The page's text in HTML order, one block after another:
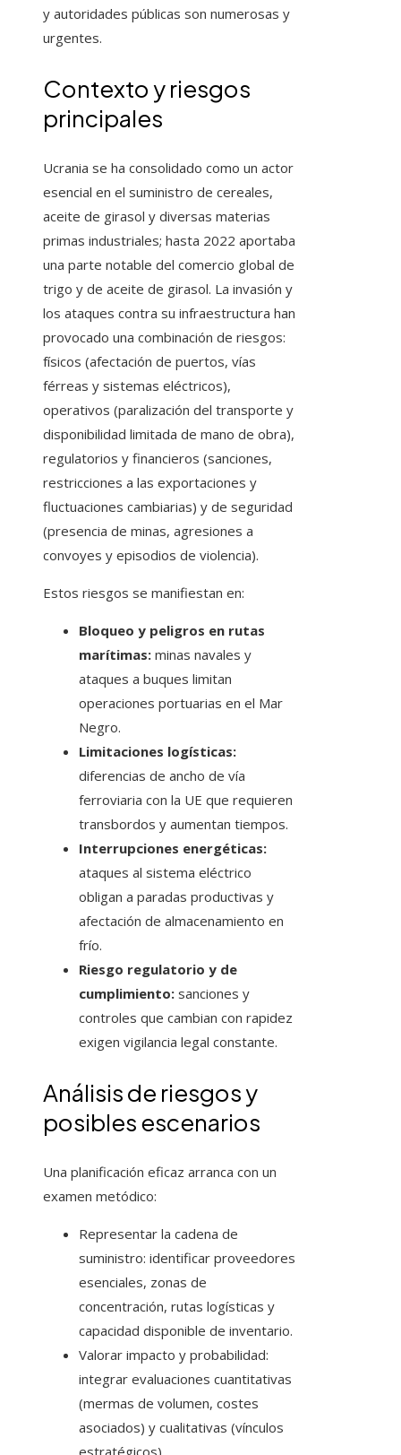
y autoridades públicas son numerosas y
urgentes.
Contexto y riesgos
principales
Ucrania se ha consolidado como un actor
esencial en el suministro de cereales,
aceite de girasol y diversas materias
primas industriales; hasta 2022 aportaba
una parte notable del comercio global de
trigo y de aceite de girasol. La invasión y
los ataques contra su infraestructura han
provocado una combinación de riesgos:
físicos (afectación de puertos, vías
férreas y sistemas eléctricos),
operativos (paralización del transporte y
disponibilidad limitada de mano de obra),
regulatorios y financieros (sanciones,
restricciones a las exportaciones y
fluctuaciones cambiarias) y de seguridad
(presencia de minas, agresiones a
convoyes y episodios de violencia).
Estos riesgos se manifiestan en:
Bloqueo y peligros en rutas
marítimas: minas navales y
ataques a buques limitan
operaciones portuarias en el Mar
Negro.
Limitaciones logísticas:
diferencias de ancho de vía
ferroviaria con la UE que requieren
transbordos y aumentan tiempos.
Interrupciones energéticas:
ataques al sistema eléctrico
obligan a paradas productivas y
afectación de almacenamiento en
frío.
Riesgo regulatorio y de
cumplimiento: sanciones y
controles que cambian con rapidez
exigen vigilancia legal constante.
Análisis de riesgos y
posibles escenarios
Una planificación eficaz arranca con un
examen metódico:
Representar la cadena de
suministro: identificar proveedores
esenciales, zonas de
concentración, rutas logísticas y
capacidad disponible de inventario.
Valorar impacto y probabilidad:
integrar evaluaciones cuantitativas
(mermas de volumen, costes
asociados) y cualitativas (vínculos